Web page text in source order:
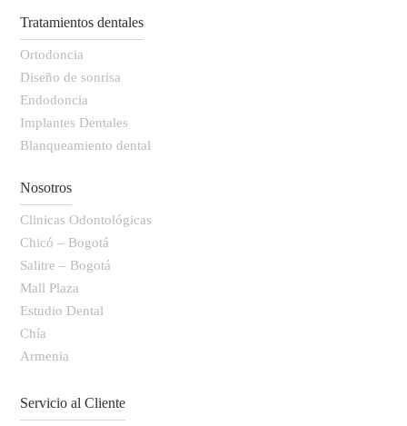
Tratamientos dentales
Ortodoncia
Diseño de sonrisa
Endodoncia
Implantes Dentales
Blanqueamiento dental
Nosotros
Clinicas Odontológicas
Chicó – Bogotá
Salitre – Bogotá
Mall Plaza
Estudio Dental
Chía
Armenia
Servicio al Cliente